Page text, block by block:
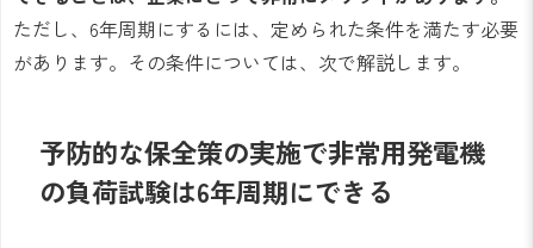
ただし、6年周期にするには、定められた条件を満たす必要
があります。その条件については、次で解説します。
予防的な保全策の実施で非常用発電機
の負荷試験は6年周期にできる